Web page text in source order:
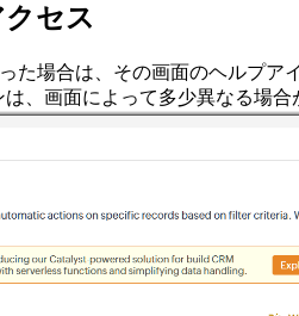
セス
た場合は、その画面のヘルプ
、画面によって多少異なる場合